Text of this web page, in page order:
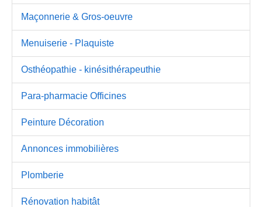
Maçonnerie & Gros-oeuvre
Menuiserie - Plaquiste
Osthéopathie - kinésithérapeuthie
Para-pharmacie Officines
Peinture Décoration
Annonces immobilières
Plomberie
Rénovation habitât